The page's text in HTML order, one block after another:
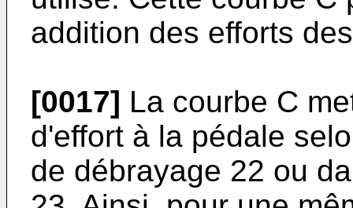
addition des efforts
[0017] La courbe C
d'effort à la pédale
de débrayage 22 ou